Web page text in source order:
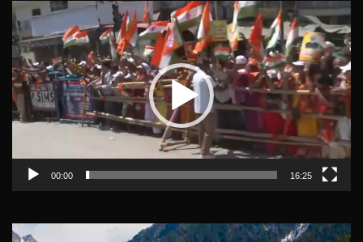
Video
Player
00:00 16:25
Video